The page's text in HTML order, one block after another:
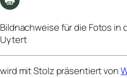
Bildnachweise für die Fotos in
Uytert
wird mit Stolz präsentiert von